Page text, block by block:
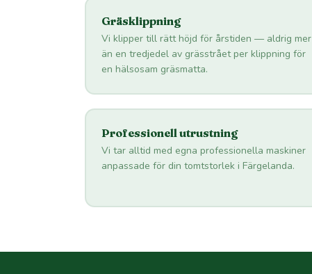
Gräsklippning
Vi klipper till rätt höjd för årstiden — aldrig mer
än en tredjedel av grässtrået per klippning för
en hälsosam gräsmatta.
Professionell utrustning
Vi tar alltid med egna professionella maskiner
anpassade för din tomtstorlek i Färgelanda.